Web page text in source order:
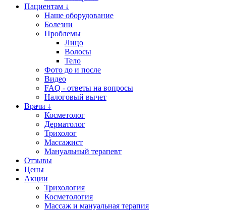
Пациентам ↓
Наше оборудование
Болезни
Проблемы
Лицо
Волосы
Тело
Фото до и после
Видео
FAQ - ответы на вопросы
Налоговый вычет
Врачи ↓
Косметолог
Дерматолог
Трихолог
Массажист
Мануальный терапевт
Отзывы
Цены
Акции
Трихология
Косметология
Массаж и мануальная терапия